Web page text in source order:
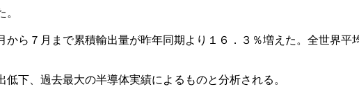
ら７月まで累積輸出量が昨年同期より１６．３％増えた。全世界平
下、過去最大の半導体実績によるものと分析される。